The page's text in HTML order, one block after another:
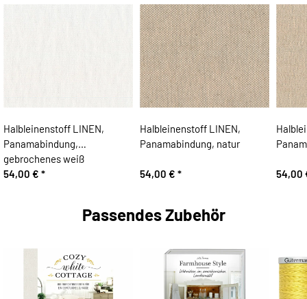
Halbleinenstoff LINEN,
Panamabindung,
gebrochenes weiß
54,00 € *
Halbleinenstoff LINEN,
Panamabindung, natur
54,00 € * 54,00
Passendes Zubehör